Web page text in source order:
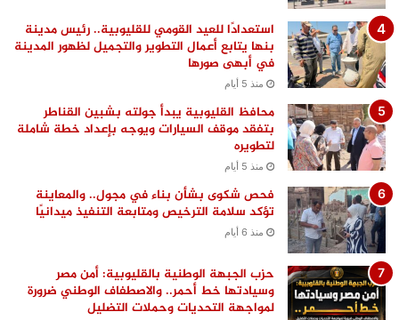
استعدادًا للعيد القومي للقليوبية.. رئيس مدينة
بنها يتابع أعمال التطوير والتجميل لظهور المدينة
في أبهى صورها
منذ 5 أيام
محافظ القليوبية يبدأ جولته بشبين القناطر
بتفقد موقف السيارات ويوجه بإعداد خطة شاملة
لتطويره
منذ 5 أيام
فحص شكوى بشأن بناء في مجول.. والمعاينة
تؤكد سلامة الترخيص ومتابعة التنفيذ ميدانيًا
منذ 6 أيام
حزب الجبهة الوطنية بالقليوبية: أمن مصر
وسيادتها خط أحمر.. والاصطفاف الوطني ضرورة
لمواجهة التحديات وحملات التضليل